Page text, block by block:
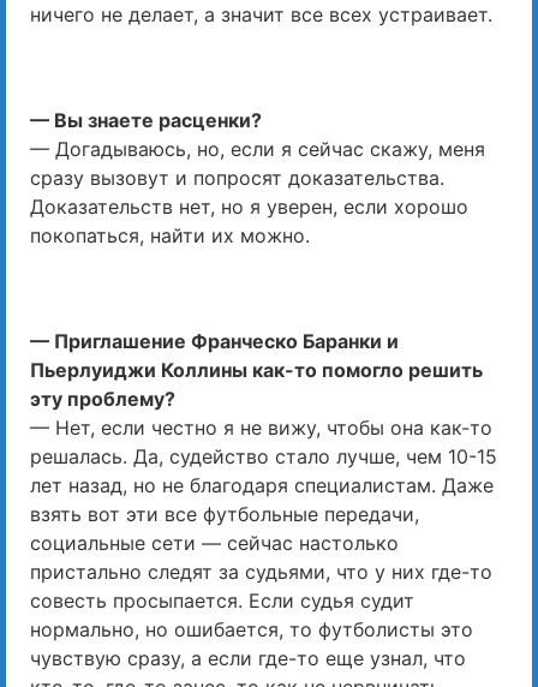
ничего не делает, а значит все всех устраивает.
— Вы знаете расценки?
— Догадываюсь, но, если я сейчас скажу, меня
сразу вызовут и попросят доказательства.
Доказательств нет, но я уверен, если хорошо
покопаться, найти их можно.
— Приглашение Франческо Баранки и
Пьерлуиджи Коллины как-то помогло решить
эту проблему?
— Нет, если честно я не вижу, чтобы она как-то
решалась. Да, судейство стало лучше, чем 10-15
лет назад, но не благодаря специалистам. Даже
взять вот эти все футбольные передачи,
социальные сети — сейчас настолько
пристально следят за судьями, что у них где-то
совесть просыпается. Если судья судит
нормально, но ошибается, то футболисты это
чувствую сразу, а если где-то еще узнал, что